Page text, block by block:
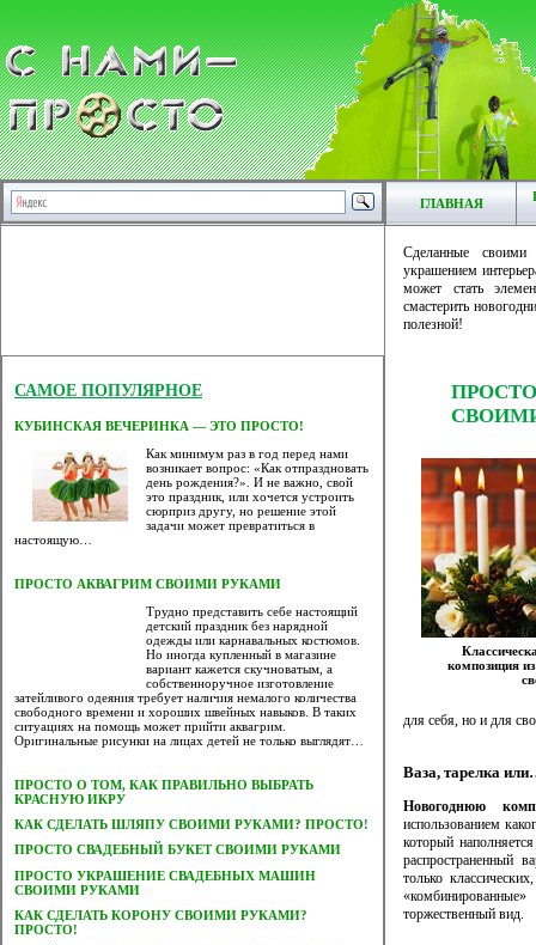
ГЛАВНАЯ
САМОЕ ПОПУЛЯРНОЕ
КУБИНСКАЯ ВЕЧЕРИНКА — ЭТО ПРОСТО!
Как минимум раз в год перед нами
возникает вопрос: «Как отпраздновать
день рождения?». И не важно, свой
это праздник, или хочется устроить
сюрприз другу, но решение этой
задачи может превратиться в
настоящую…
ПРОСТО АКВАГРИМ СВОИМИ РУКАМИ
Трудно представить себе настоящий
детский праздник без нарядной
одежды или карнавальных костюмов.
Но иногда купленный в магазине
вариант кажется скучноватым, а
собственноручное изготовление
затейливого одеяния требует наличия немалого количества
свободного времени и хороших швейных навыков. В таких
ситуациях на помощь может прийти аквагрим.
Оригинальные рисунки на лицах детей не только выглядят…
ПРОСТО О ТОМ, КАК ПРАВИЛЬНО ВЫБРАТЬ
КРАСНУЮ ИКРУ
КАК СДЕЛАТЬ ШЛЯПУ СВОИМИ РУКАМИ? ПРОСТО!
ПРОСТО СВАДЕБНЫЙ БУКЕТ СВОИМИ РУКАМИ
ПРОСТО УКРАШЕНИЕ СВАДЕБНЫХ МАШИН
СВОИМИ РУКАМИ
КАК СДЕЛАТЬ КОРОНУ СВОИМИ РУКАМИ?
ПРОСТО!
Сделанные своими
украшением
может стать
смастерить
полезной!
композиция
для себя, но и для
Ваза, тарелка
Новогоднюю
использованием
который
распространенный
только
торжественный вид.